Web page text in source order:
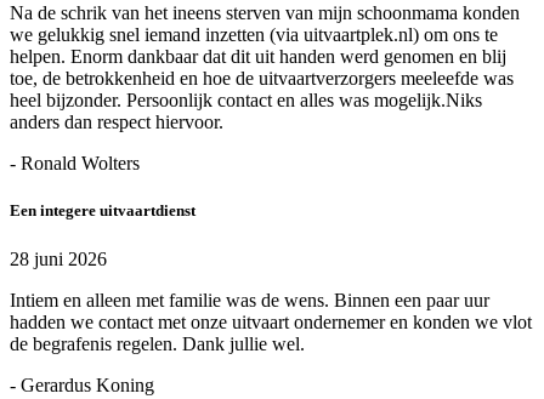
Na de schrik van het ineens sterven van mijn schoonmama konden
we gelukkig snel iemand inzetten (via uitvaartplek.nl) om ons te
helpen. Enorm dankbaar dat dit uit handen werd genomen en blij
toe, de betrokkenheid en hoe de uitvaartverzorgers meeleefde was
heel bijzonder. Persoonlijk contact en alles was mogelijk.Niks
anders dan respect hiervoor.
- Ronald Wolters
Een integere uitvaartdienst
28 juni 2026
Intiem en alleen met familie was de wens. Binnen een paar uur
hadden we contact met onze uitvaart ondernemer en konden we vlot
de begrafenis regelen. Dank jullie wel.
- Gerardus Koning